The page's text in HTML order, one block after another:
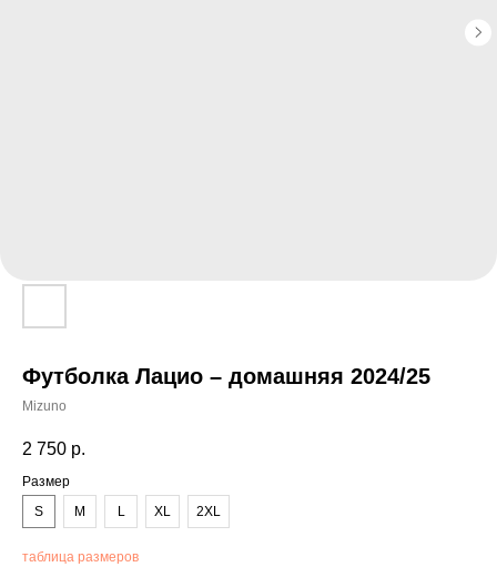
Футболка Лацио – домашняя 2024/25
Mizuno
2 750 р.
Размер
S
M L XL 2XL
таблица размеров